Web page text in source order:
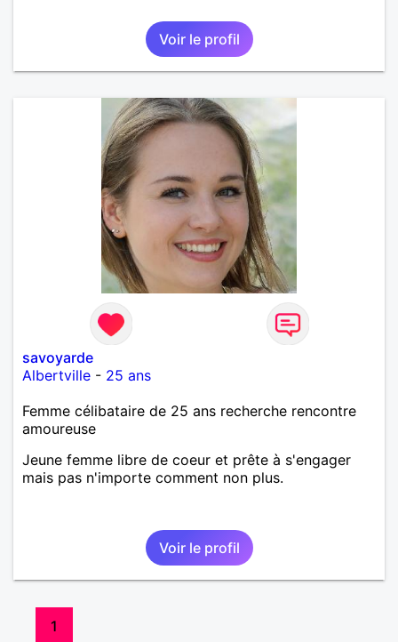
Voir le profil
savoyarde
Albertville - 25 ans
Femme célibataire de 25 ans recherche rencontre
amoureuse
Jeune femme libre de coeur et prête à s'engager
mais pas n'importe comment non plus.
Voir le profil
1